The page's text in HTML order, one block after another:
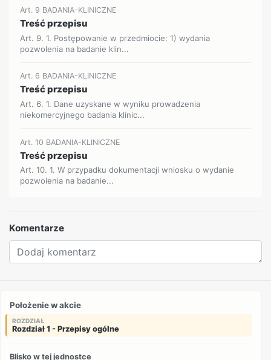
Art. 9 BADANIA-KLINICZNE
Treść przepisu
Art. 9. 1. Postępowanie w przedmiocie: 1) wydania
pozwolenia na badanie klin...
Art. 6 BADANIA-KLINICZNE
Treść przepisu
Art. 6. 1. Dane uzyskane w wyniku prowadzenia
niekomercyjnego badania klinic...
Art. 10 BADANIA-KLINICZNE
Treść przepisu
Art. 10. 1. W przypadku dokumentacji wniosku o wydanie
pozwolenia na badanie...
Komentarze
Położenie w akcie
ROZDZIAŁ
Rozdział 1 - Przepisy ogólne
Blisko w tej jednostce